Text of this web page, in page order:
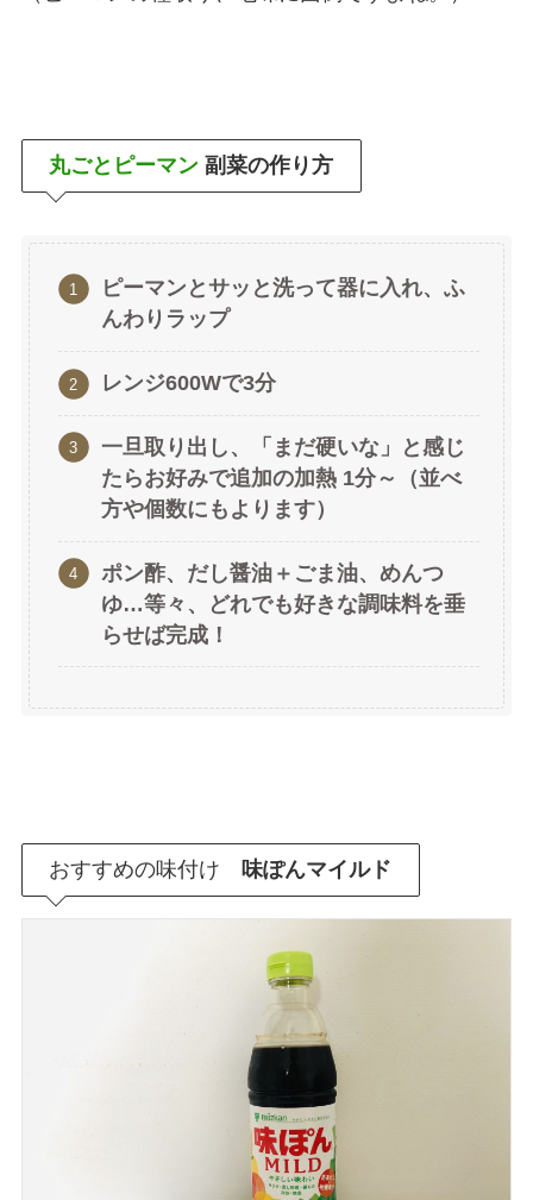
丸ごとピーマン 副菜の作り方
ピーマンとサッと洗って器に入れ、ふ
んわりラップ
レンジ600Wで3分
一旦取り出し、「まだ硬いな」と感じ
たらお好みで追加の加熱 1分～（並べ
方や個数にもよります）
ポン酢、だし醤油＋ごま油、めんつ
ゆ…等々、どれでも好きな調味料を垂
らせば完成！
おすすめの味付け味ぽんマイルド